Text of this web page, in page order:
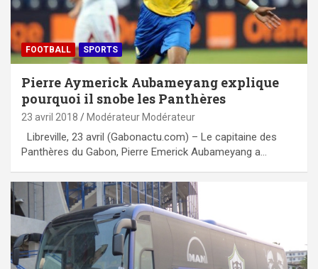
FOOTBALL SPORTS
Pierre Aymerick Aubameyang explique
pourquoi il snobe les Panthères
23 avril 2018 Modérateur Modérateur
Libreville, 23 avril (Gabonactu.com) – Le capitaine des
Panthères du Gabon, Pierre Emerick Aubameyang a…